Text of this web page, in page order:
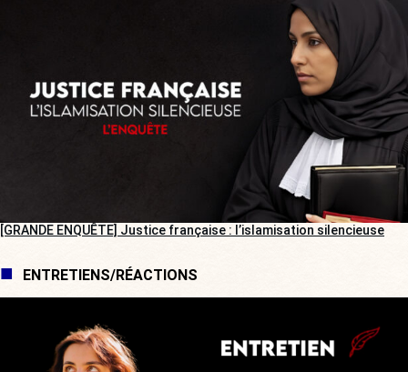
[GRANDE ENQUÊTE] Justice française : l’islamisation silencieuse
ENTRETIENS/RÉACTIONS